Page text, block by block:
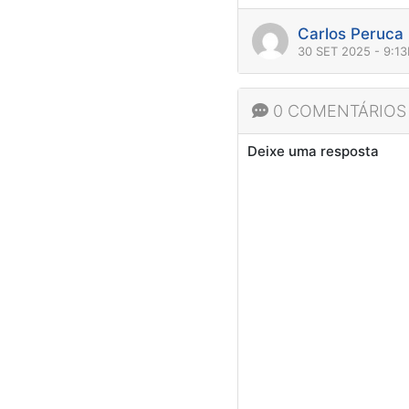
Carlos Peruca
30 SET 2025 -
0 COMENTÁRIOS
Deixe uma resposta